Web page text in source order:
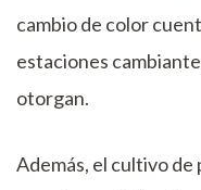
cambio de color
estaciones
otorgan.
Además, el cultivo